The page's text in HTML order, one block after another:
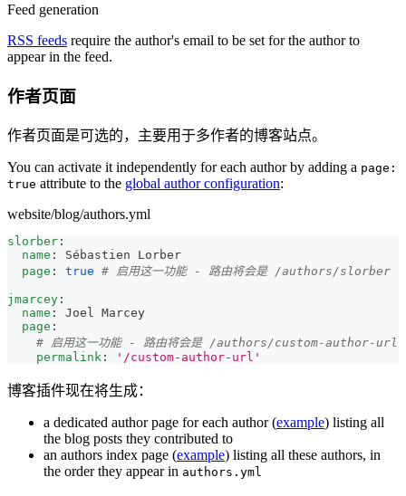
Feed generation
RSS feeds require the author's email to be set for the author to
appear in the feed.
作者页面
作者页面是可选的，主要用于多作者的博客站点。
You can activate it independently for each author by adding a page:
true attribute to the global author configuration:
website/blog/authors.yml
slorber :
name :
Sébastien Lorber
page : true # 启用这一功能 - 路由将会是 /authors/slorber
jmarcey :
name :
Joel Marcey
page :
# 启用这一功能 - 路由将会是 /authors/custom-author-url
permalink : '/custom-author-url'
博客插件现在将生成：
a dedicated author page for each author (example) listing all
the blog posts they contributed to
an authors index page (example) listing all these authors, in
the order they appear in authors.yml